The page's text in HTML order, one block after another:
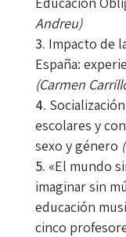
Andreu)
Impacto de
España:
(Carmen
escolares y
sexo y género
«El mundo
imaginar sin
educación
cinco